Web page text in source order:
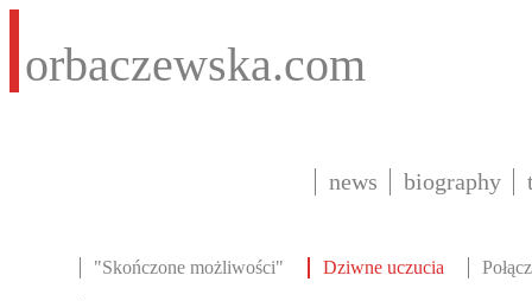
orbaczewska.com
news biography
"Skończone możliwości" Dziwne uczucia